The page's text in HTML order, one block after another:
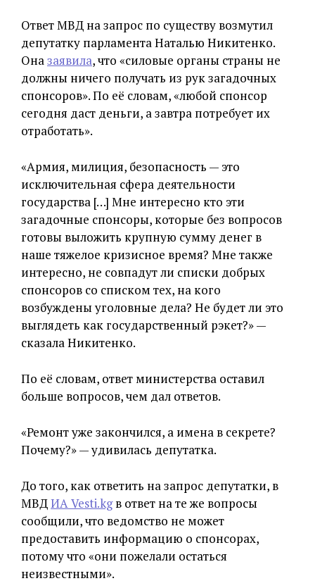
Ответ МВД на запрос по существу возмутил
депутатку парламента Наталью Никитенко.
Оназаявила, что «силовые органы страны не
должны ничего получать из рук загадочных
спонсоров». По её словам, «любой спонсор
сегодня даст деньги, а завтра потребует их
отработать».
«Армия, милиция, безопасность — это
исключительная сфера деятельности
государства […] Мне интересно кто эти
загадочные спонсоры, которые без вопросов
готовы выложить крупную сумму денег в
наше тяжелое кризисное время? Мне также
интересно, не совпадут ли списки добрых
спонсоров со списком тех, на кого
возбуждены уголовные дела? Не будет ли это
выглядеть как государственный рэкет?» —
сказала Никитенко.
По её словам, ответ министерства оставил
больше вопросов, чем дал ответов.
«Ремонт уже закончился, а имена в секрете?
Почему?» — удивилась депутатка.
До того, как ответить на запрос депутатки, в
МВДИА Vesti.kgв ответ на те же вопросы
сообщили, что ведомство не может
предоставить информацию о спонсорах,
потому что «они пожелали остаться
неизвестными».